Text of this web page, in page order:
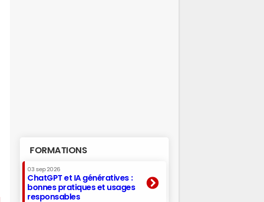
FORMATIONS
03 sep 2026
ChatGPT et IA génératives :
bonnes pratiques et usages
responsables